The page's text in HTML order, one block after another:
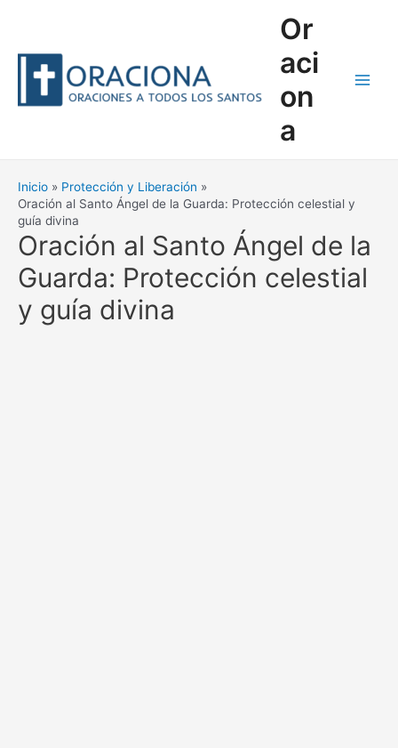
Or
aci
on
a
Inicio
Protección y Liberación
Oración al Santo Ángel de la Guarda: Protección celestial y
guía divina
Oración al Santo Ángel de la
Guarda: Protección celestial
y guía divina